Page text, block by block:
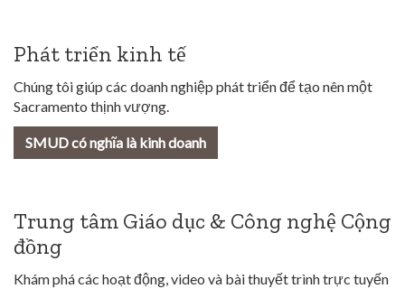
Phát triển kinh tế
Chúng tôi giúp các doanh nghiệp phát triển để tạo nên một
Sacramento thịnh vượng.
SMUD có nghĩa là kinh doanh
Trung tâm Giáo dục & Công nghệ Cộng
đồng
Khám phá các hoạt động, video và bài thuyết trình trực tuyến